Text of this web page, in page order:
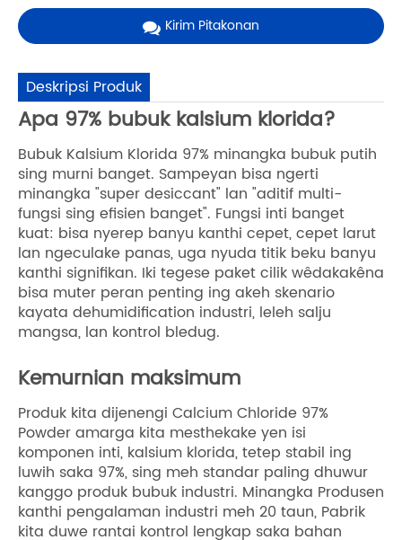
Kirim Pitakonan
Deskripsi Produk
Apa 97% bubuk kalsium klorida?
Bubuk Kalsium Klorida 97% minangka bubuk putih
sing murni banget. Sampeyan bisa ngerti
minangka "super desiccant" lan "aditif multi-
fungsi sing efisien banget". Fungsi inti banget
kuat: bisa nyerep banyu kanthi cepet, cepet larut
lan ngeculake panas, uga nyuda titik beku banyu
kanthi signifikan. Iki tegese paket cilik wêdakakêna
bisa muter peran penting ing akeh skenario
kayata dehumidification industri, leleh salju
mangsa, lan kontrol bledug.
Kemurnian maksimum
Produk kita dijenengi Calcium Chloride 97%
Powder amarga kita mesthekake yen isi
komponen inti, kalsium klorida, tetep stabil ing
luwih saka 97%, sing meh standar paling dhuwur
kanggo produk bubuk industri. Minangka Produsen
kanthi pengalaman industri meh 20 taun, Pabrik
kita duwe rantai kontrol lengkap saka bahan